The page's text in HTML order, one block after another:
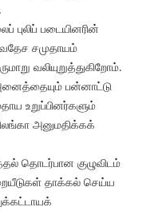
புலிப் படையினரின்
சமுதாயம்
வலியுறுத்துகிறோம்.
பன்னாட்டு
உறுப்பினர்களும்
அனுமதிக்கக்
தொடர்பான குழுவிடம்
தாக்கல் செய்ய